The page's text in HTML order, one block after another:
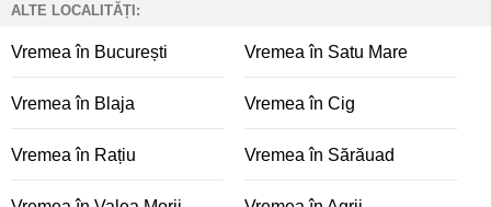
ALTE LOCALITĂȚI:
Vremea în București Vremea în Satu Mare
Vremea în Blaja Vremea în Cig
Vremea în Rațiu Vremea în Sărăuad